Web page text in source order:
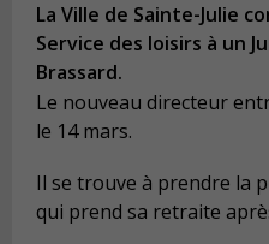
La Ville de Sainte-Julie
Service des loisirs à un
Brassard.
Le nouveau directeur
le 14 mars.
Il se trouve à prendre la
qui prend sa retraite